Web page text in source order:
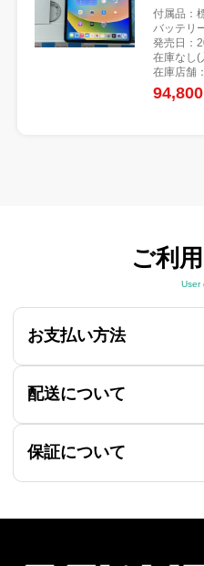
付属品：
バッテリ
発売日：
在庫なし(
在庫店舗
94,800
ご利
User
お支払い方法
配送について
保証について